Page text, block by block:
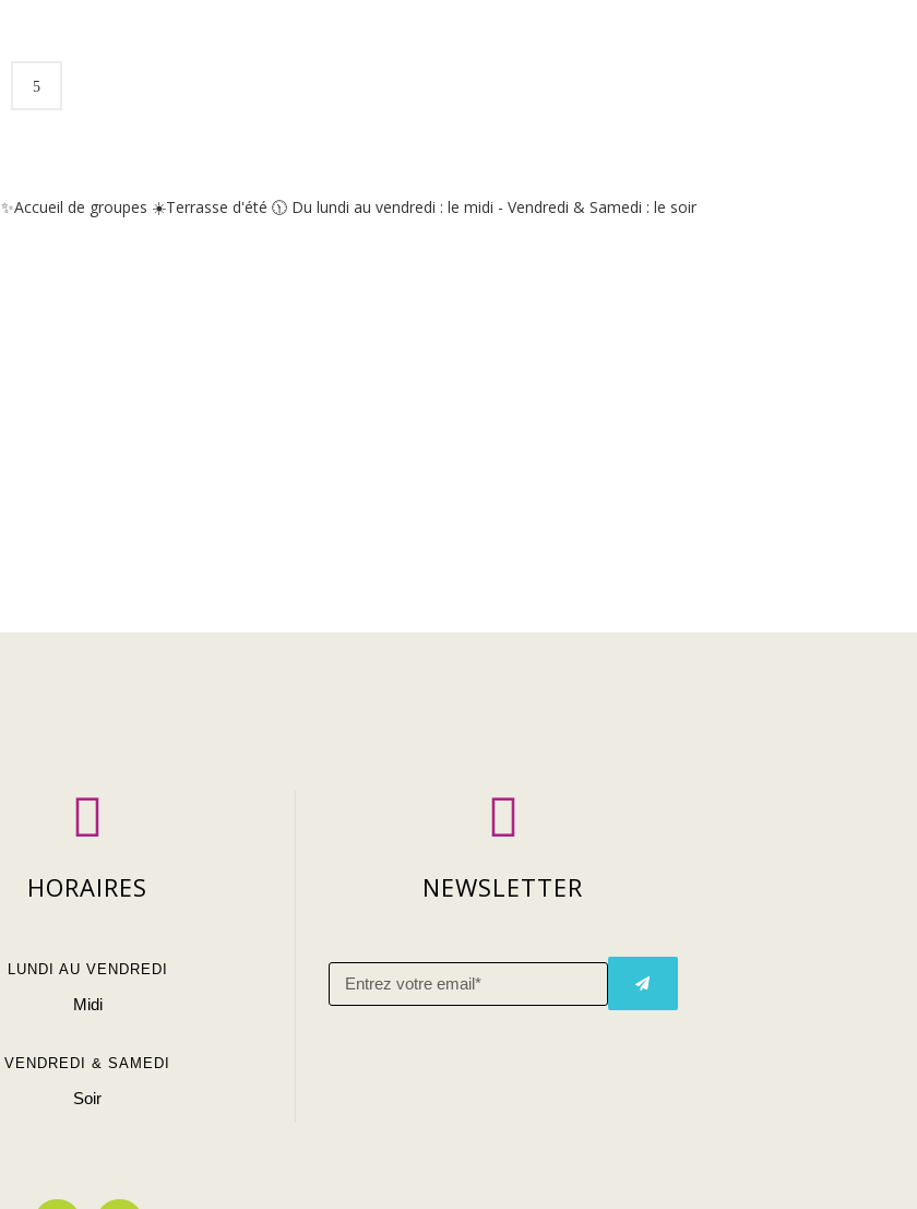
✨Accueil de groupes ☀️Terrasse d'été 🕦 Du lundi au vendredi : le midi - Vendredi & Samedi : le soir
HORAIRES
LUNDI AU VENDREDI
Midi
VENDREDI & SAMEDI
Soir
NEWSLETTER